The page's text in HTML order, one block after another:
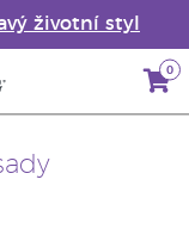
životní styl
0